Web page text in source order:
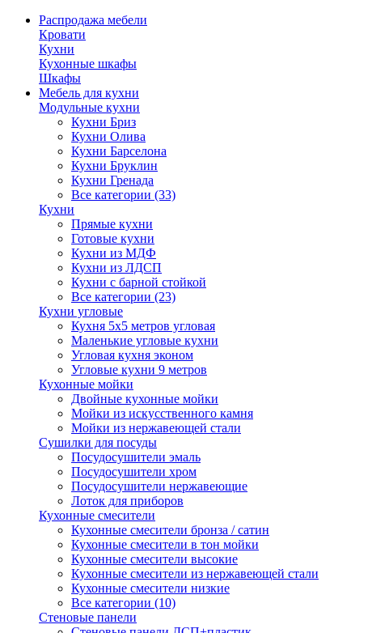
Распродажа мебели
Кровати
Кухни
Кухонные шкафы
Шкафы
Мебель для кухни
Модульные кухни
Кухни Бриз
Кухни Олива
Кухни Барселона
Кухни Бруклин
Кухни Гренада
Все категории (33)
Кухни
Прямые кухни
Готовые кухни
Кухни из МДФ
Кухни из ЛДСП
Кухни с барной стойкой
Все категории (23)
Кухни угловые
Кухня 5х5 метров угловая
Маленькие угловые кухни
Угловая кухня эконом
Угловые кухни 9 метров
Кухонные мойки
Двойные кухонные мойки
Мойки из искусственного камня
Мойки из нержавеющей стали
Сушилки для посуды
Посудосушители эмаль
Посудосушители хром
Посудосушители нержавеющие
Лоток для приборов
Кухонные смесители
Кухонные смесители бронза / сатин
Кухонные смесители в тон мойки
Кухонные смесители высокие
Кухонные смесители из нержавеющей стали
Кухонные смесители низкие
Все категории (10)
Стеновые панели